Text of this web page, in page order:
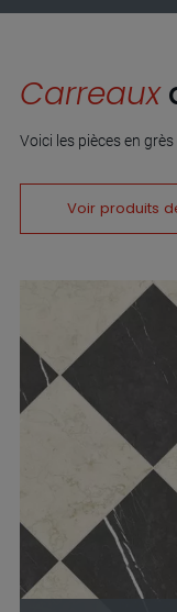
Carreaux
Voici les pièces en
Voir produits